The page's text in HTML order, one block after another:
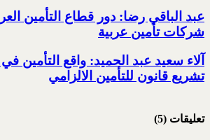
عبد الباقي رضا: دور قطاع التأمين
شركات تأمين عربية
آلاء سعيد عبد الحميد: واقع التأمين
تشريع قانون للتأمين الالزامي
تعليقات (5)